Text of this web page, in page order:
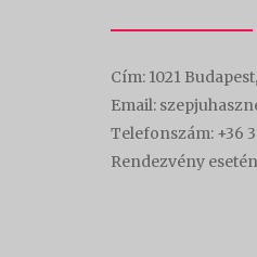
Cím: 1021
Email:
Telefonszám: +36
Rendezvény